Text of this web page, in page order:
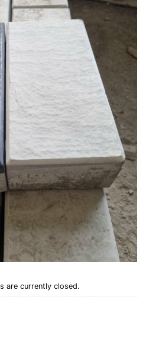
are currently closed.